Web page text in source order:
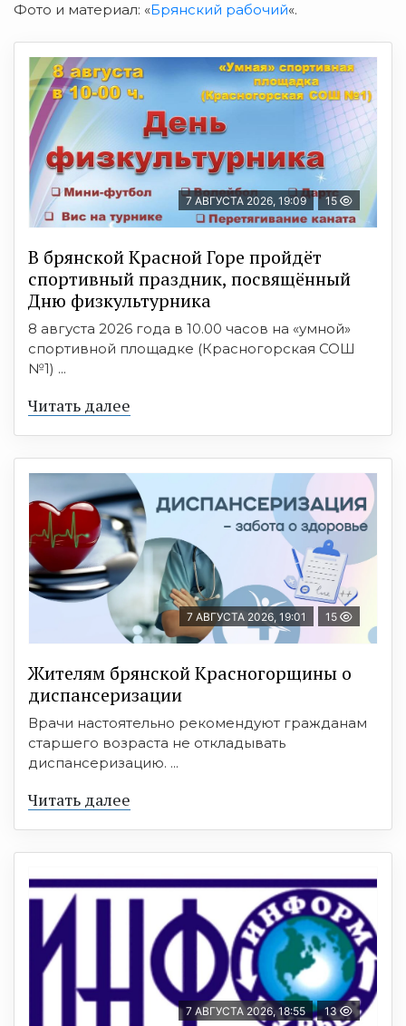
Фото и материал: «Брянский рабочий«.
7 АВГУСТА 2026, 19:09 15
В брянской Красной Горе пройдёт
спортивный праздник, посвящённый
Дню физкультурника
8 августа 2026 года в 10.00 часов на «умной»
спортивной площадке (Красногорская СОШ
№1) ...
Читать далее
7 АВГУСТА 2026, 19:01 15
Жителям брянской Красногорщины о
диспансеризации
Врачи настоятельно рекомендуют гражданам
старшего возраста не откладывать
диспансеризацию. ...
Читать далее
7 АВГУСТА 2026, 18:55 13